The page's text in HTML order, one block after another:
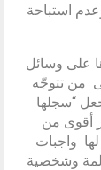
استباحة
على وسائل
من تتوجّه
“سجلها
أقوى من
لها واجبات
وشخصية